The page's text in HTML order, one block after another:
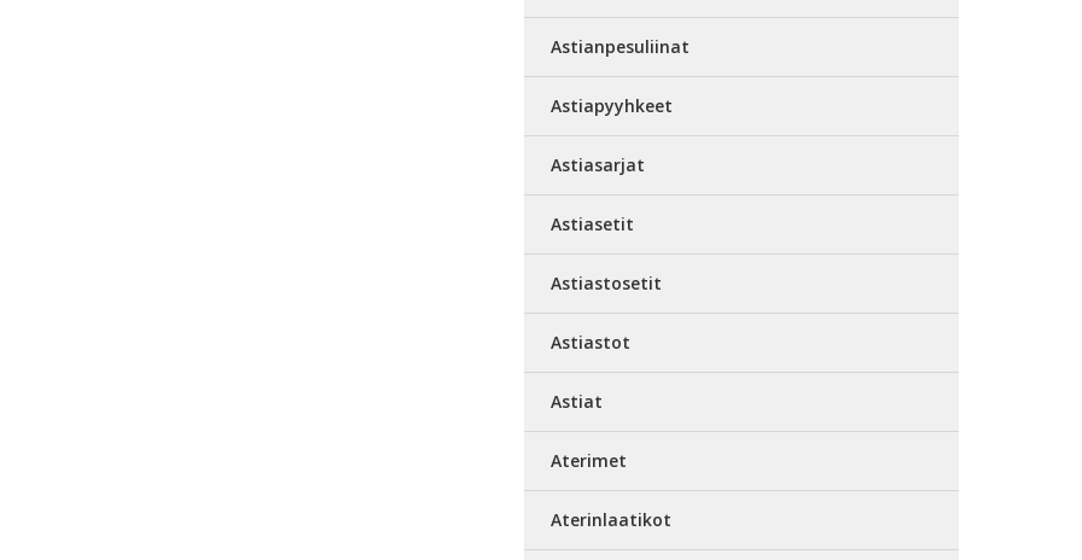
Astianpesuliinat
Astiapyyhkeet
Astiasarjat
Astiasetit
Astiastosetit
Astiastot
Astiat
Aterimet
Aterinlaatikot